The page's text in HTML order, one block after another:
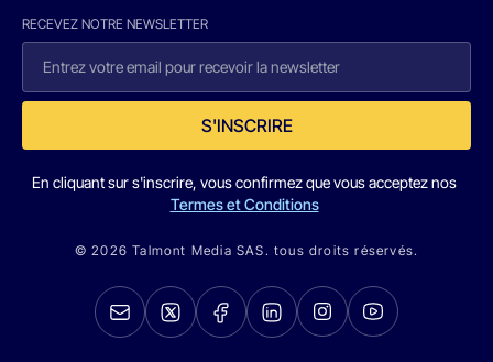
RECEVEZ NOTRE NEWSLETTER
S'INSCRIRE
En cliquant sur s'inscrire, vous confirmez que vous acceptez nos
Termes et Conditions
© 2026 Talmont Media SAS. tous droits réservés.